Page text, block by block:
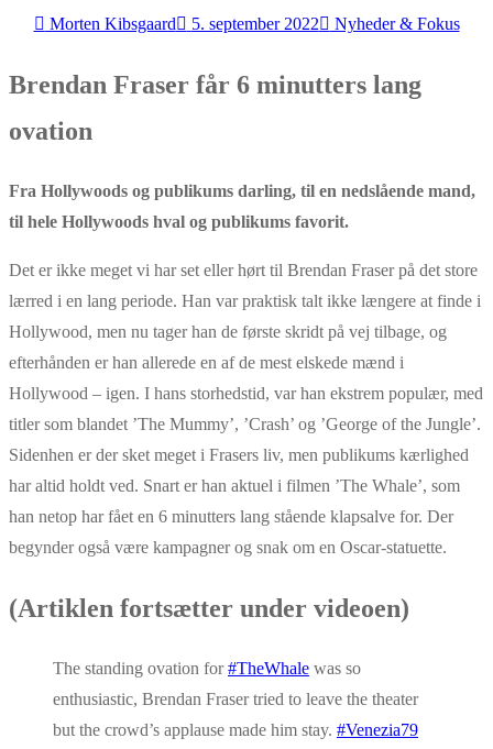
Morten Kibsgaard 5. september 2022 Nyheder & Fokus
Brendan Fraser får 6 minutters lang
ovation
Fra Hollywoods og publikums darling, til en nedslående mand,
til hele Hollywoods hval og publikums favorit.
Det er ikke meget vi har set eller hørt til Brendan Fraser på det store
lærred i en lang periode. Han var praktisk talt ikke længere at finde i
Hollywood, men nu tager han de første skridt på vej tilbage, og
efterhånden er han allerede en af de mest elskede mænd i
Hollywood – igen. I hans storhedstid, var han ekstrem populær, med
titler som blandet ’The Mummy’, ’Crash’ og ’George of the Jungle’.
Sidenhen er der sket meget i Frasers liv, men publikums kærlighed
har altid holdt ved. Snart er han aktuel i filmen ’The Whale’, som
han netop har fået en 6 minutters lang stående klapsalve for. Der
begynder også være kampagner og snak om en Oscar-statuette.
(Artiklen fortsætter under videoen)
The standing ovation for#TheWhale was so
enthusiastic, Brendan Fraser tried to leave the theater
but the crowd’s applause made him stay. #Venezia79